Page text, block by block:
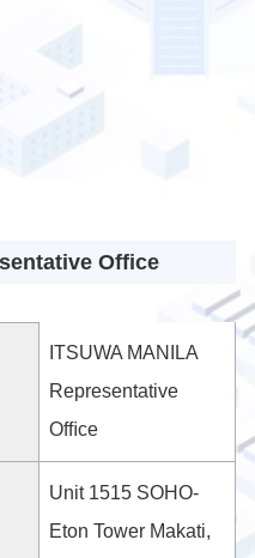
Office
ITSUWA MANILA
Representative
Ofﬁce
Unit 1515 SOHO-
Eton Tower Makati,